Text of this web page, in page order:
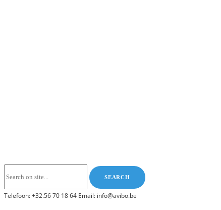
Telefoon: +32.56 70 18 64 Email: info@avibo.be